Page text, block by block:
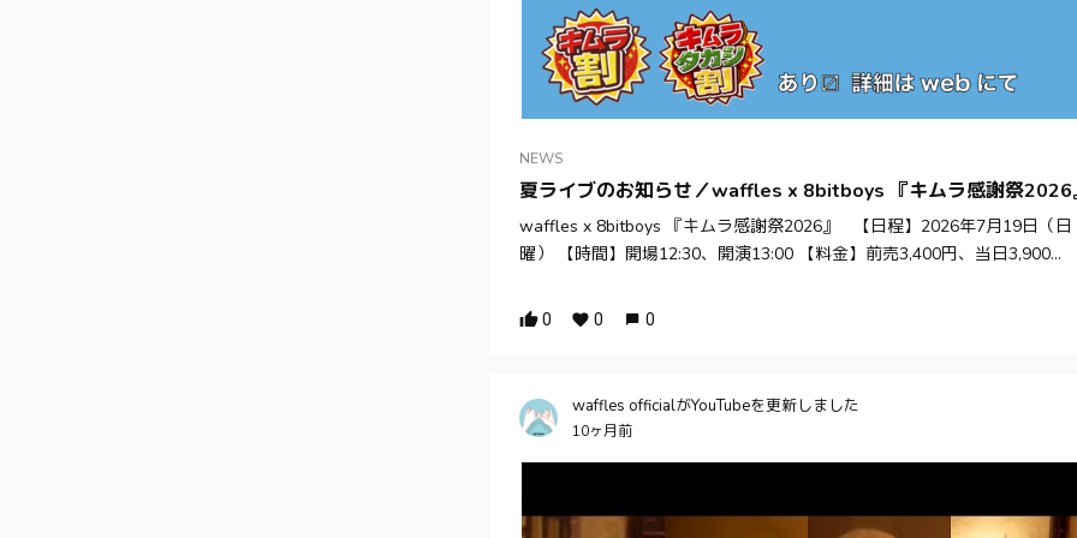
NEWS
夏ライブのお知らせ／waffles x 8bitboys 『キムラ感謝祭2026
waffles x 8bitboys 『キムラ感謝祭2026』 【日程】2026年7月19日（日
曜） 【時間】開場12:30、開演13:00 【料金】前売3,400円、当日3,900...
0 0 0
waffles officialがYouTubeを更新しました
10ヶ月前